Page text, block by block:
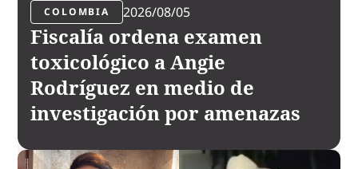
COLOMBIA 2026/08/05
Fiscalía ordena examen
toxicológico a Angie
Rodríguez en medio de
investigación por amenazas